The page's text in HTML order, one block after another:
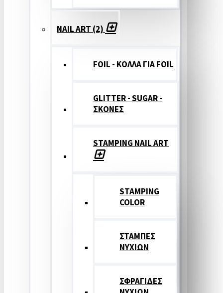
NAIL ART (2)
FOIL - ΚΟΛΛΑ ΓΙΑ FOIL
GLITTER - SUGAR -
ΣΚΟΝΕΣ
STAMPING NAIL ART
STAMPING
COLOR
ΣΤΑΜΠΕΣ
ΝΥΧΙΩΝ
ΣΦΡΑΓΙΔΕΣ